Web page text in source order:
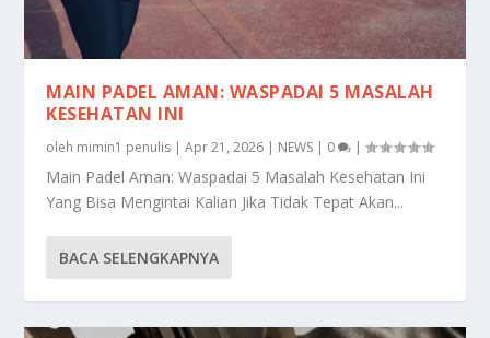
MAIN PADEL AMAN: WASPADAI 5 MASALAH
KESEHATAN INI
oleh mimin1 penulis |Apr 21, 2026 | NEWS | 0 |
Main Padel Aman: Waspadai 5 Masalah Kesehatan Ini
Yang Bisa Mengintai Kalian Jika Tidak Tepat Akan...
BACA SELENGKAPNYA